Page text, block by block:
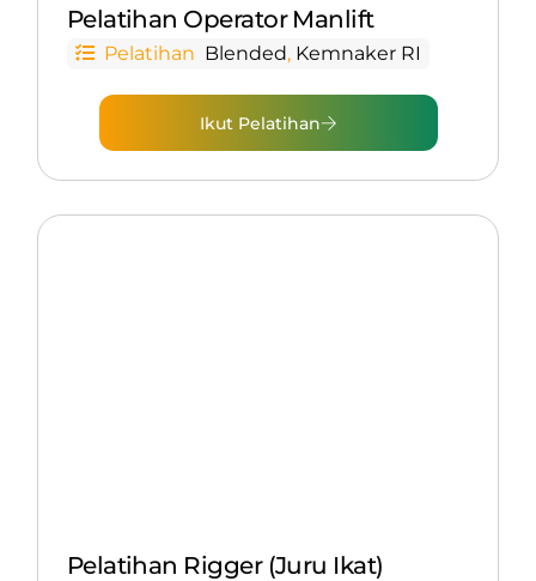
Pelatihan Operator Manlift
Pelatihan Blended, Kemnaker RI
Ikut Pelatihan
Pelatihan Rigger (Juru Ikat)